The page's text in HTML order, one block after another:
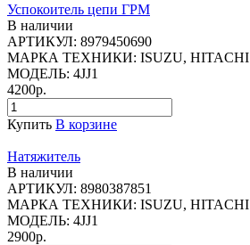
Успокоитель цепи ГРМ
В наличии
АРТИКУЛ: 8979450690
МАРКА ТЕХНИКИ: ISUZU, HITACHI
МОДЕЛЬ: 4JJ1
4200р.
Купить В корзине
Натяжитель
В наличии
АРТИКУЛ: 8980387851
МАРКА ТЕХНИКИ: ISUZU, HITACHI
МОДЕЛЬ: 4JJ1
2900р.